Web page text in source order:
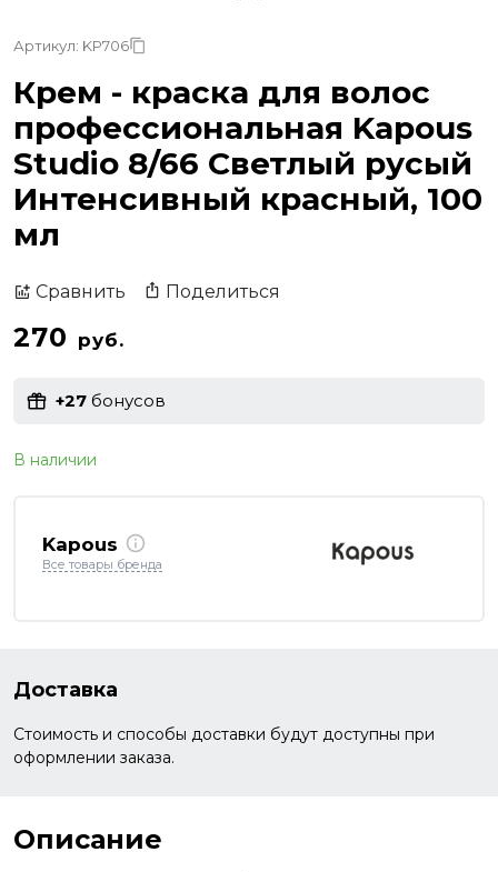
Артикул: KP706
Крем - краска для волос
профессиональная Kapous
Studio 8/66 Светлый русый
Интенсивный красный, 100
мл
Сравнить Поделиться
270 руб.
+27 бонусов
В наличии
Kapous
Все товары бренда
Доставка
Стоимость и способы доставки будут доступны при
оформлении заказа.
Описание